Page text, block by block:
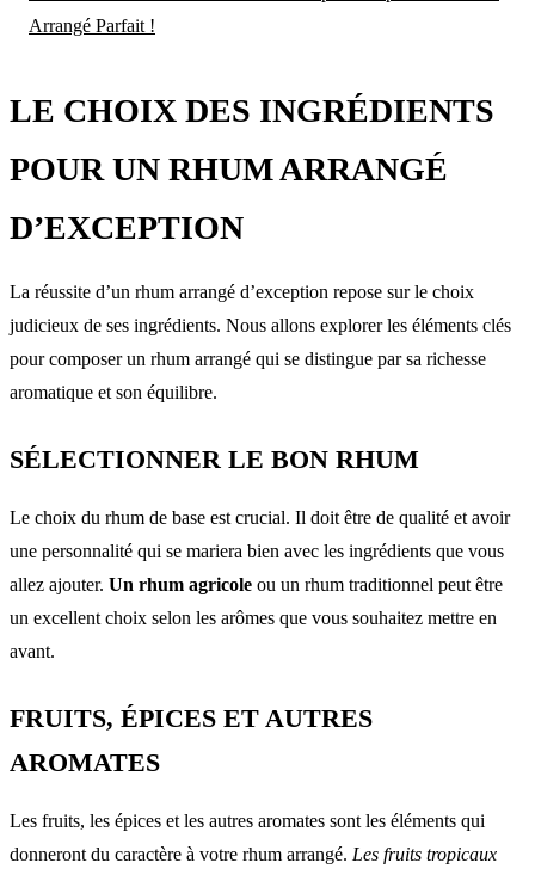
Arrangé Parfait !
LE CHOIX DES INGRÉDIENTS
POUR UN RHUM ARRANGÉ
D’EXCEPTION
La réussite d’un rhum arrangé d’exception repose sur le choix
judicieux de ses ingrédients. Nous allons explorer les éléments clés
pour composer un rhum arrangé qui se distingue par sa richesse
aromatique et son équilibre.
SÉLECTIONNER LE BON RHUM
Le choix du rhum de base est crucial. Il doit être de qualité et avoir
une personnalité qui se mariera bien avec les ingrédients que vous
allez ajouter. Un rhum agricole ou un rhum traditionnel peut être
un excellent choix selon les arômes que vous souhaitez mettre en
avant.
FRUITS, ÉPICES ET AUTRES
AROMATES
Les fruits, les épices et les autres aromates sont les éléments qui
donneront du caractère à votre rhum arrangé. Les fruits tropicaux